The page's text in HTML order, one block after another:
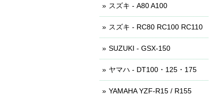
スズキ - A80 A100
スズキ - RC80 RC100 RC110
SUZUKI - GSX-150
ヤマハ - DT100・125・175
YAMAHA YZF-R15 / R155